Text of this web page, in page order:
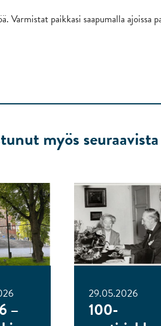
Varmistat paikkasi saapumalla ajoissa
myös
–
29.05.2026
100-